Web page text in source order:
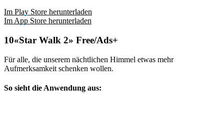
Im Play Store herunterladen
Im App Store herunterladen
«Star Walk 2» Free/Ads+
Für alle, die unserem nächtlichen Himmel etwas mehr
Aufmerksamkeit schenken wollen.
So sieht die Anwendung aus: